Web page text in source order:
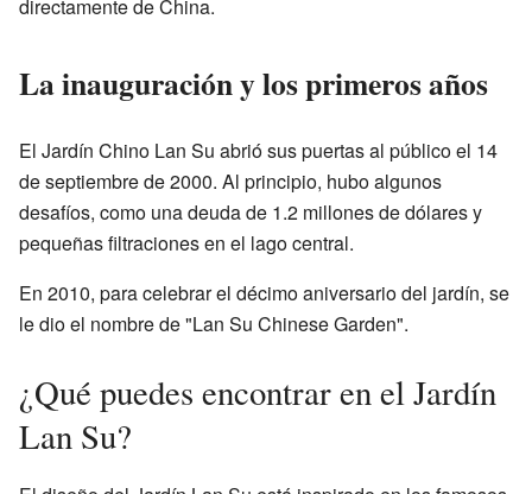
directamente de China.
La inauguración y los primeros años
El Jardín Chino Lan Su abrió sus puertas al público el 14
de septiembre de 2000. Al principio, hubo algunos
desafíos, como una deuda de 1.2 millones de dólares y
pequeñas filtraciones en el lago central.
En 2010, para celebrar el décimo aniversario del jardín, se
le dio el nombre de "Lan Su Chinese Garden".
¿Qué puedes encontrar en el Jardín
Lan Su?